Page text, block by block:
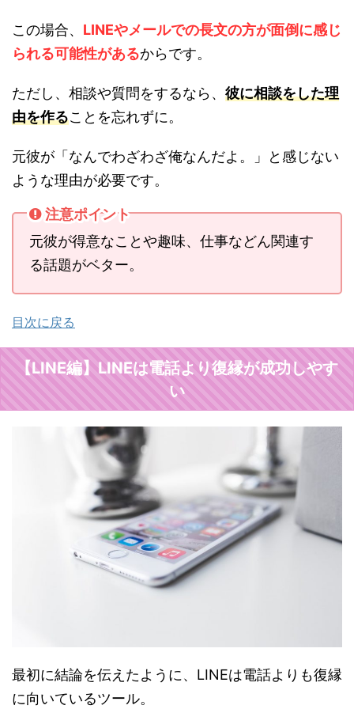
この場合、 LINEやメールでの長文の方が面倒に感じ
られる可能性があるからです。
ただし、相談や質問をするなら、 彼に相談をした理
由を作ることを忘れずに。
元彼が「なんでわざわざ俺なんだよ。」と感じない
ような理由が必要です。
注意ポイント
元彼が得意なことや趣味、仕事などん関連す
る話題がベター。
目次に戻る
【LINE編】LINEは電話より復縁が成功しやす
い
最初に結論を伝えたように、LINEは電話よりも復縁
に向いているツール。